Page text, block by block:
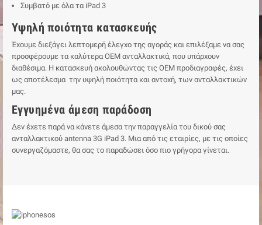
Συμβατό με όλα τα iPad 3
Υψηλή ποιότητα κατασκευής
Έχουμε διεξάγει λεπτομερή έλεγχο της αγοράς και επιλέξαμε να σας
προσφέρουμε τα καλύτερα ΟΕΜ ανταλλακτικά, που υπάρχουν
διαθέσιμα. Η κατασκευή ακολουθώντας τις ΟΕΜ προδιαγραφές, έχει
ως αποτέλεσμα την υψηλή ποιότητα και αντοχή, των ανταλλακτικών
μας.
Εγγυημένα άμεση παράδοση
Δεν έχετε παρά να κάνετε άμεσα την παραγγελία του δικού σας
ανταλλακτικού antenna 3G iPad 3. Μια από τις εταιρίες, με τις οποίες
συνεργαζόμαστε, θα σας το παραδώσει όσο πιο γρήγορα γίνεται.